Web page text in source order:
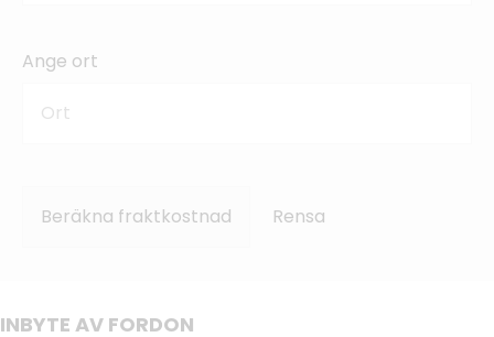
Ange ort
Beräkna fraktkostnad Rensa
INBYTE AV FORDON